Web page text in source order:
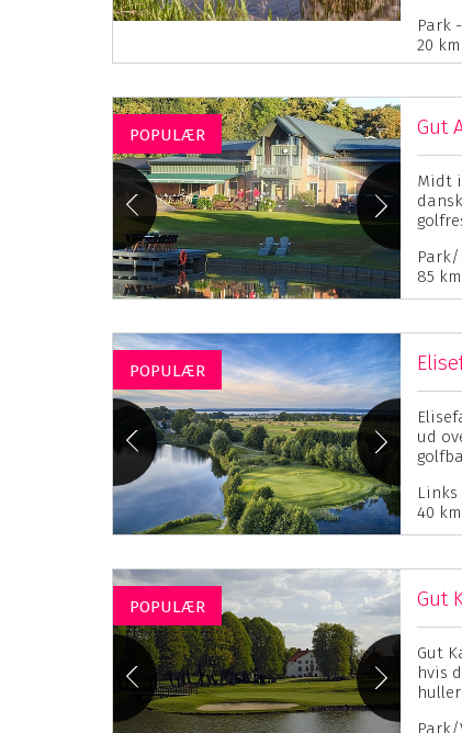
Park
20
POPULÆR Gut
Midt
85
POPULÆR
ud
40
POPULÆR Gut
Gut
hvis